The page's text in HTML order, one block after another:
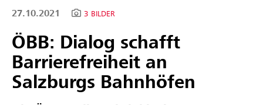
27.10.2021 3 BILDER
ÖBB: Dialog schafft
Barrierefreiheit an
Salzburgs Bahnhöfen